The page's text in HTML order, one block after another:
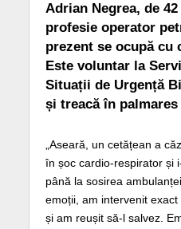
Adrian Negrea, de
profesie operator
prezent se ocupă cu
Este voluntar la
Situații de Urgență
și treacă în
„Aseară, un cetățean a
în șoc cardio-respirator și
până la sosirea
emoții, am intervenit
și am reușit să-l salvez.